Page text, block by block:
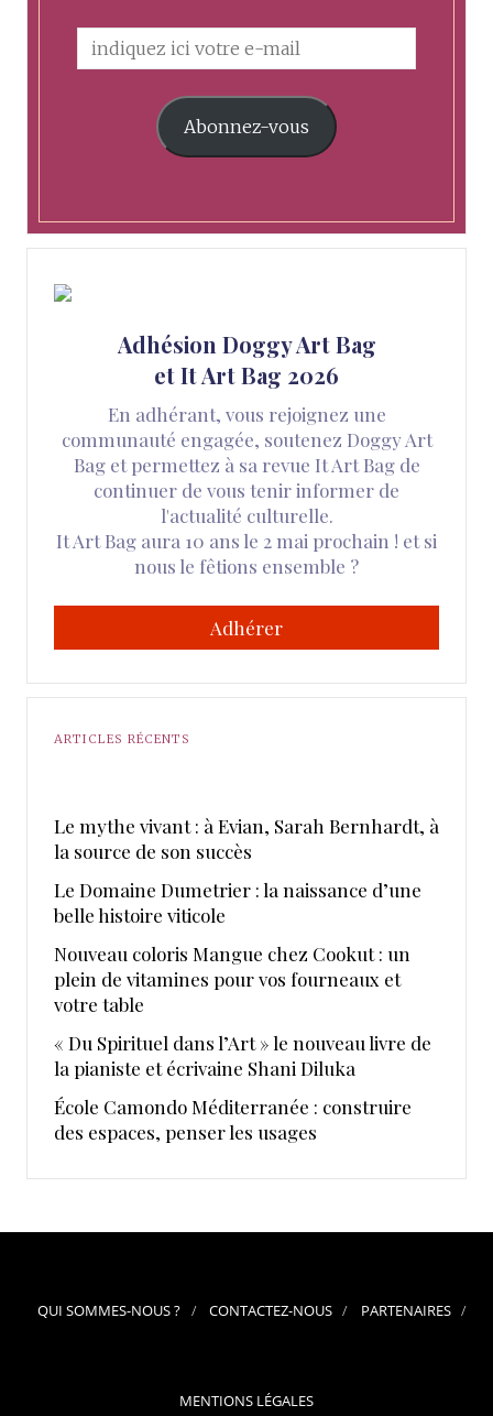
Abonnez-vous
Adhésion Doggy Art Bag
et It Art Bag 2026
En adhérant, vous rejoignez une
communauté engagée, soutenez Doggy Art
Bag et permettez à sa revue It Art Bag de
continuer de vous tenir informer de
l'actualité culturelle.
It Art Bag aura 10 ans le 2 mai prochain ! et si
nous le fêtions ensemble ?
Adhérer
ARTICLES RÉCENTS
Le mythe vivant : à Evian, Sarah Bernhardt, à
la source de son succès
Le Domaine Dumetrier : la naissance d’une
belle histoire viticole
Nouveau coloris Mangue chez Cookut : un
plein de vitamines pour vos fourneaux et
votre table
« Du Spirituel dans l’Art » le nouveau livre de
la pianiste et écrivaine Shani Diluka
École Camondo Méditerranée : construire
des espaces, penser les usages
QUI SOMMES-NOUS ? CONTACTEZ-NOUS PARTENAIRES
MENTIONS LÉGALES